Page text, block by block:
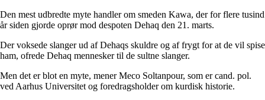
Den mest udbredte myte handler om smeden Kawa, der for flere tusind
år siden gjorde oprør mod despoten Dehaq den 21. marts.
Der voksede slanger ud af Dehaqs skuldre og af frygt for at de vil spise
ham, ofrede Dehaq mennesker til de sultne slanger.
Men det er blot en myte, mener Meco Soltanpour, som er cand. pol.
ved Aarhus Universitet og foredragsholder om kurdisk historie.